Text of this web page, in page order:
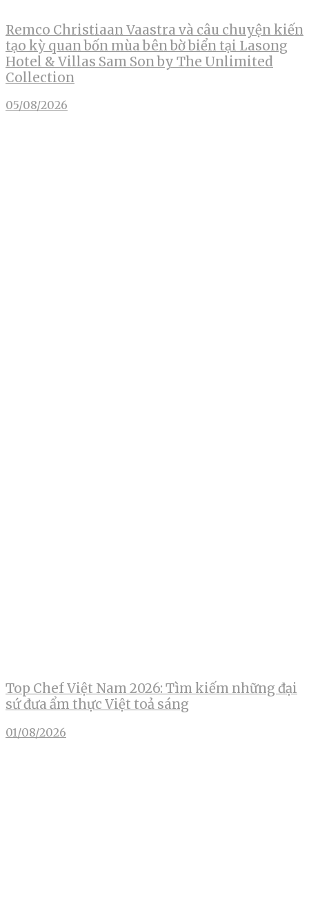
Remco Christiaan Vaastra và câu chuyện kiến
tạo kỳ quan bốn mùa bên bờ biển tại Lasong
Hotel & Villas Sam Son by The Unlimited
Collection
05/08/2026
Top Chef Việt Nam 2026: Tìm kiếm những đại
sứ đưa ẩm thực Việt toả sáng
01/08/2026